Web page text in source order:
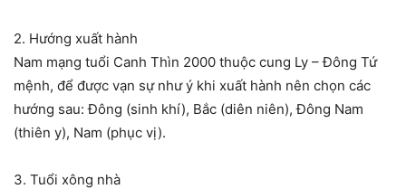
2. Hướng xuất hành
Nam mạng tuổi Canh Thìn 2000 thuộc cung Ly – Đông Tứ
mệnh, để được vạn sự như ý khi xuất hành nên chọn các
hướng sau: Đông (sinh khí), Bắc (diên niên), Đông Nam
(thiên y), Nam (phục vị).
3. Tuổi xông nhà